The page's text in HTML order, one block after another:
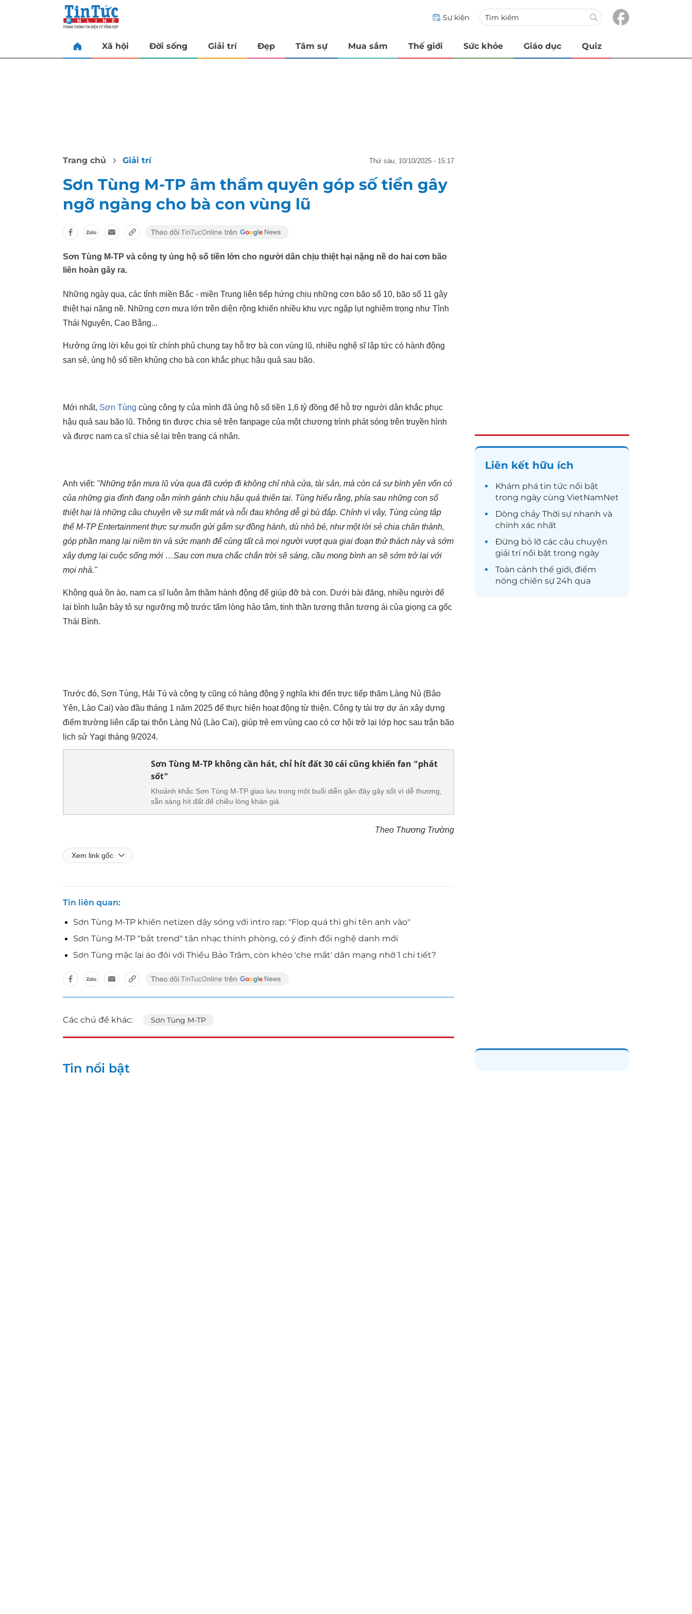
Sự kiện
Xã hội Đời sống Giải trí Đẹp Tâm sự Mua sắm Thế giới Sức khỏe Giáo dục Quiz
Trang chủ Giải trí thứ sáu, 10/10/2025 - 15:17
Sơn Tùng M-TP âm thầm quyên góp số tiền gây
ngỡ ngàng cho bà con vùng lũ
Sơn Tùng M-TP và công ty ủng hộ số tiền lớn cho người dân chịu thiệt hại nặng nề do hai cơn bão
liên hoàn gây ra.
Những ngày qua, các tỉnh miền Bắc - miền Trung liên tiếp hứng chịu những cơn bão số 10, bão số 11 gây
thiệt hại nặng nề. Những cơn mưa lớn trên diện rộng khiến nhiều khu vực ngập lụt nghiêm trọng như Tỉnh
Thái Nguyên, Cao Bằng...
Hưởng ứng lời kêu gọi từ chính phủ chung tay hỗ trợ bà con vùng lũ, nhiều nghệ sĩ lập tức có hành động
san sẻ, ủng hộ số tiền khủng cho bà con khắc phục hậu quả sau bão.
Mới nhất, Sơn Tùng cùng công ty của mình đã ủng hộ số tiền 1,6 tỷ đồng để hỗ trợ người dân khắc phục
hậu quả sau bão lũ. Thông tin được chia sẻ trên fanpage của một chương trình phát sóng trên truyền hình
và được nam ca sĩ chia sẻ lại trên trang cá nhân.
Anh viết: "Những trận mưa lũ vừa qua đã cướp đi không chỉ nhà cửa, tài sản, mà còn cả sự bình yên vốn có
của những gia đình đang oằn mình gánh chịu hậu quả thiên tai. Tùng hiểu rằng, phía sau những con số
thiệt hại là những câu chuyện về sự mất mát và nỗi đau không dễ gì bù đắp. Chính vì vậy, Tùng cùng tập
thể M-TP Entertainment thực sự muốn gửi gắm sự đồng hành, dù nhỏ bé, như một lời sẻ chia chân thành,
góp phần mang lại niềm tin và sức mạnh để cùng tất cả mọi người vượt qua giai đoạn thử thách này và sớm
xây dựng lại cuộc sống mới …Sau cơn mưa chắc chắn trời sẽ sáng, cầu mong bình an sẽ sớm trở lại với
mọi nhà."
Không quá ồn ào, nam ca sĩ luôn âm thầm hành động để giúp đỡ bà con. Dưới bài đăng, nhiều người để
lại bình luận bày tỏ sự ngưỡng mộ trước tấm lòng hảo tâm, tinh thần tương thân tương ái của giọng ca gốc
Thái Bình.
Trước đó, Sơn Tùng, Hải Tú và công ty cũng có hàng động ỹ nghĩa khi đến trực tiếp thăm Làng Nủ (Bảo
Yên, Lào Cai) vào đầu tháng 1 năm 2025 để thực hiện hoạt động từ thiện. Công ty tài trợ dự án xây dựng
điểm trường liên cấp tại thôn Làng Nủ (Lào Cai), giúp trẻ em vùng cao có cơ hội trở lại lớp học sau trận bão
lịch sử Yagi tháng 9/2024.
Sơn Tùng M-TP không cần hát, chỉ hít đất 30 cái cũng khiến fan "phát
sốt"
Khoảnh khắc Sơn Tùng M-TP giao lưu trong một buổi diễn gần đây gây sốt vì dễ thương,
sẵn sàng hít đất để chiều lòng khán giả.
Theo Thương Trường
Xem link gốc
Tin liên quan
Sơn Tùng M-TP khiến netizen dậy sóng với intro rap: "Flop quá thì ghi tên anh vào"
Sơn Tùng M-TP "bắt trend" tân nhạc thính phòng, có ý định đổi nghệ danh mới
Sơn Tùng mặc lại áo đôi với Thiều Bảo Trâm, còn khéo 'che mắt' dân mạng nhờ 1 chi tiết?
Các chủ đề khác: Sơn Tùng M-TP
Liên kết hữu ích
Khám phá tin tức nổi bật
trong ngày cùng VietNamNet
Dòng chảy Thời sự nhanh và
chính xác nhất
Đừng bỏ lỡ các câu chuyện
giải trínổi bật trong ngày
Toàn cảnh thế giới, điểm
nóng chiến sự 24h qua
Tin nổi bật